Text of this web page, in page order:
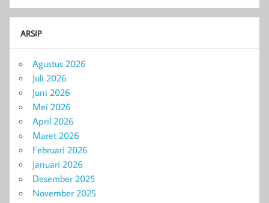
ARSIP
Agustus 2026
Juli 2026
Juni 2026
Mei 2026
April 2026
Maret 2026
Februari 2026
Januari 2026
Desember 2025
November 2025